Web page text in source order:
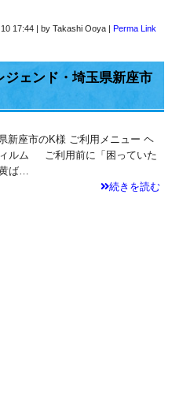
17:44| by Takashi Ooya| Perma Link
ェンド・埼玉県新座市
新座市のK様 ご利用メニュー ヘ
ィルム ご利用前に「困っていた
ば…
続きを読む